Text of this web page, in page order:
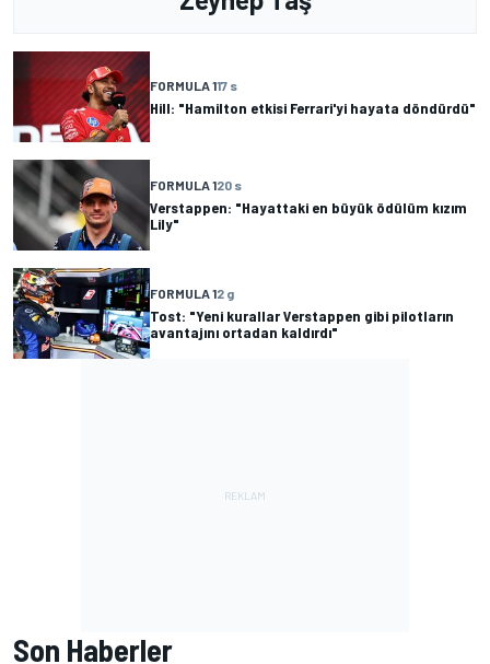
FORMULA 117 s
Hill: "Hamilton etkisi Ferrari'yi hayata döndürdü"
FORMULA 120 s
Verstappen: "Hayattaki en büyük ödülüm kızım
Lily"
FORMULA 12 g
Tost: "Yeni kurallar Verstappen gibi pilotların
avantajını ortadan kaldırdı"
Son Haberler